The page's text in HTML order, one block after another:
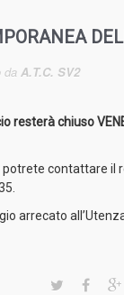
da A.T.C. SV2
resterà chiuso
potrete contattare il
arrecato